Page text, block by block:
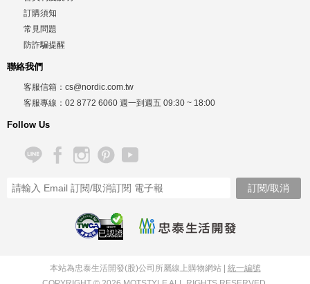
訂購須知
常見問題
防詐騙提醒
聯絡我們
客服信箱： cs@nordic.com.tw
客服專線： 02 8772 6060 週一到週五 09:30 ~ 18:00
Follow Us
已認證
本站為忠泰生活開發(股)公司所屬線上購物網站 | 統一編號